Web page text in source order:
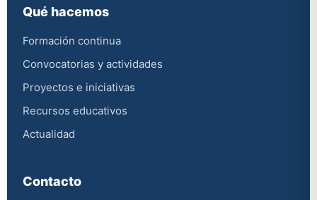
Qué hacemos
Formación continua
Convocatorias y actividades
Proyectos e iniciativas
Recursos educativos
Actualidad
Contacto